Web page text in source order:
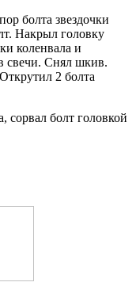
болта звездочки
Накрыл головку
коленвала и
свечи. Снял шкив.
2 болта
сорвал болт головкой